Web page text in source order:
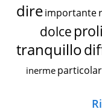
dire importante
dolce
tranquillo
inerme